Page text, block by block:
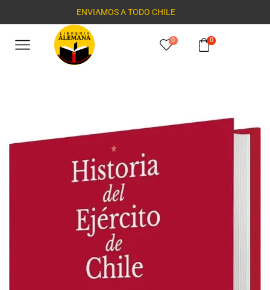
ENVIAMOS A TODO CHILE
0 0